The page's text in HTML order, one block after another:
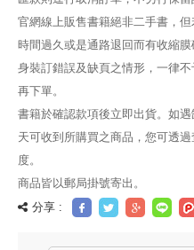
官網線上販售書籍絕非二手書，
時間過久或是通路退回而有收縮
身裝訂錯誤及缺頁之情形，一律
再下單。
書籍於確認款項後立即出貨。如
天可收到所購買之商品，您可透
度。
商品皆以郵局掛號寄出。
分享 :